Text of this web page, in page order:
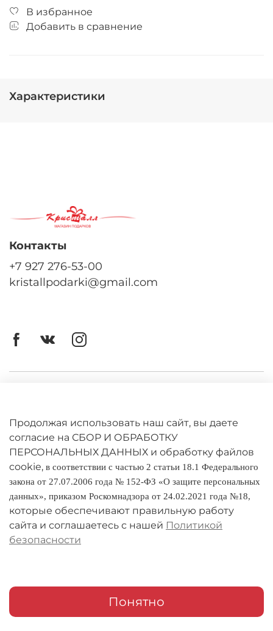
В избранное
Добавить в сравнение
Характеристики
Политика конфиденциальности
Оплата и доставка
Условия обмена и возврата
Реквизиты
О компании
Мои заказы
Контакты
+7 927 276-53-00
kristallpodarki@gmail.com
Продолжая использовать наш сайт, вы даете
согласие на СБОР И ОБРАБОТКУ
ПЕРСОНАЛЬНЫХ ДАННЫХ и обработку файлов
cookie, в соответствии с частью 2 статьи 18.1 Федерального
закона от 27.07.2006 года № 152-ФЗ «О защите персональных
данных», приказом Роскомнадзора от 24.02.2021 года №18,
которые обеспечивают правильную работу
сайта и соглашаетесь с нашей Политикой
безопасности
Понятно